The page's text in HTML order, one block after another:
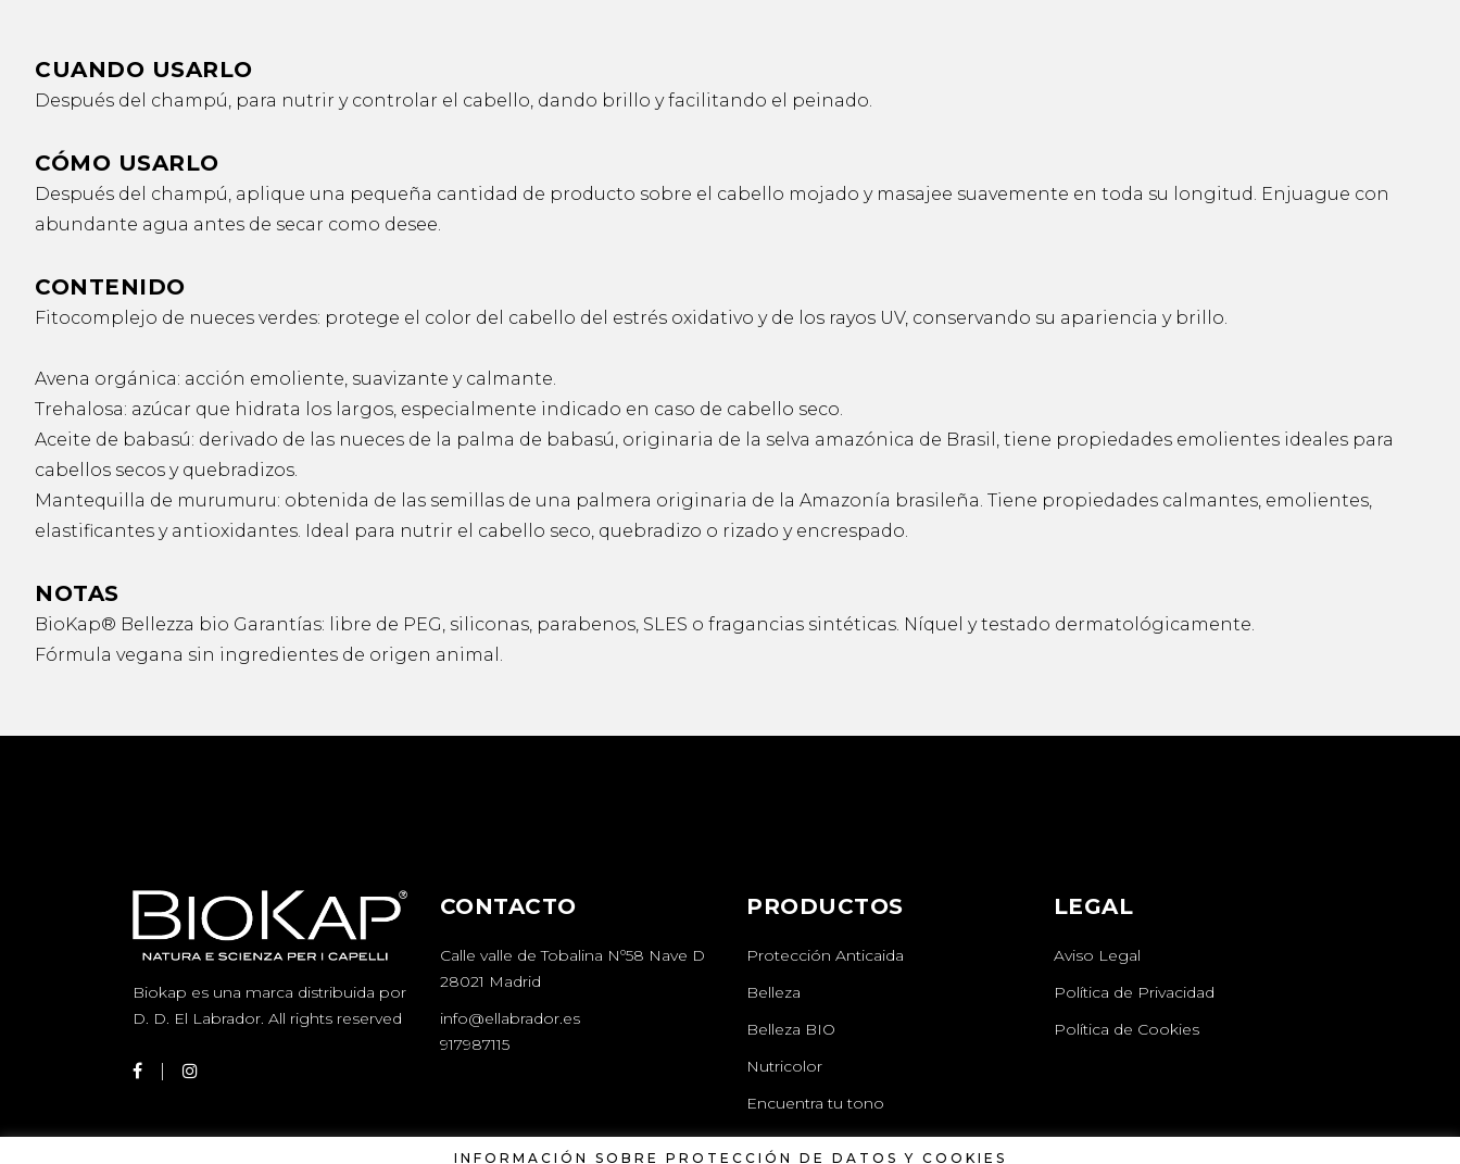
CUANDO USARLO
Después del champú, para nutrir y controlar el cabello, dando brillo y facilitando el peinado.
CÓMO USARLO
Después del champú, aplique una pequeña cantidad de producto sobre el cabello mojado y masajee suavemente en toda su longitud. Enjuague con
abundante agua antes de secar como desee.
CONTENIDO
Fitocomplejo de nueces verdes: protege el color del cabello del estrés oxidativo y de los rayos UV, conservando su apariencia y brillo.
Avena orgánica: acción emoliente, suavizante y calmante.
Trehalosa: azúcar que hidrata los largos, especialmente indicado en caso de cabello seco.
Aceite de babasú: derivado de las nueces de la palma de babasú, originaria de la selva amazónica de Brasil, tiene propiedades emolientes ideales para
cabellos secos y quebradizos.
Mantequilla de murumuru: obtenida de las semillas de una palmera originaria de la Amazonía brasileña. Tiene propiedades calmantes, emolientes,
elastificantes y antioxidantes. Ideal para nutrir el cabello seco, quebradizo o rizado y encrespado.
NOTAS
BioKap® Bellezza bio Garantías: libre de PEG, siliconas, parabenos, SLES o fragancias sintéticas. Níquel y testado dermatológicamente.
Fórmula vegana sin ingredientes de origen animal.
Biokap es una marca distribuida por
D. D. El Labrador. All rights reserved
CONTACTO
Calle valle de Tobalina Nº58 Nave D
28021 Madrid
info@ellabrador.es
917987115
PRODUCTOS
Protección Anticaida
Belleza
Belleza BIO
Nutricolor
Encuentra tu tono
LEGAL
Aviso Legal
Política de Privacidad
Política de Cookies
INFORMACIÓN SOBRE PROTECCIÓN DE DATOS Y COOKIES